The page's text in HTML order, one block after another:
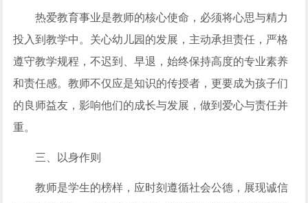
热爱教育事业是教师的核心使命，必须将心思与精力
投入到教学中。关心幼儿园的发展，主动承担责任，严格
遵守教学规程，不迟到、早退，始终保持高度的专业素养
和责任感。教师不仅应是知识的传授者，更要成为孩子们
的良师益友，影响他们的成长与发展，做到爱心与责任并
重。
三、以身作则
教师是学生的榜样，应时刻遵循社会公德，展现诚信